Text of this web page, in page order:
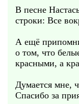
В песне
строки: Все
А ещё
о том, что
красными, а
Думается мне,
Спасибо за